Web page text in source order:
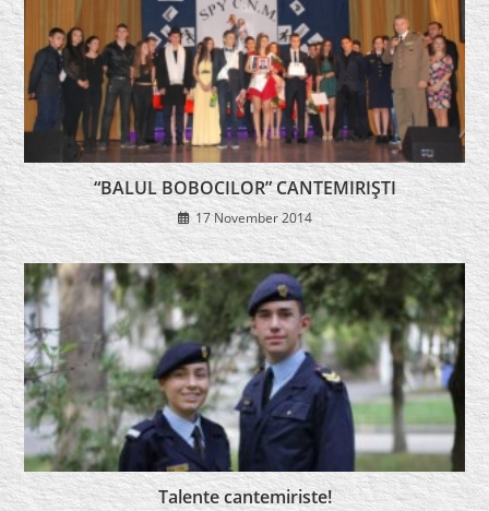
“BALUL BOBOCILOR” CANTEMIRIŞTI
17 November 2014
Talente cantemiriste!